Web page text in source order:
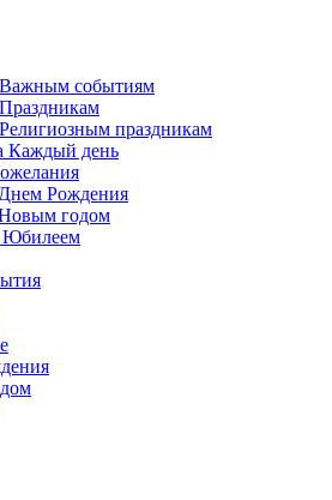
событиям
праздникам
Каждый день
Рождения
годом
Юбилеем